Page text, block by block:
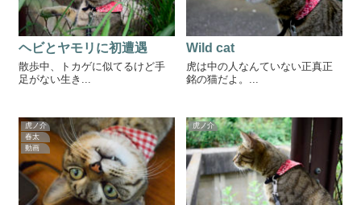
ヘビとヤモリに初遭遇
散歩中、トカゲに似てるけど手
足がない生き...
Wild cat
虎は中の人なんていない正真正
銘の猫だよ。...
虎ノ介
春太
動画
虎ノ介